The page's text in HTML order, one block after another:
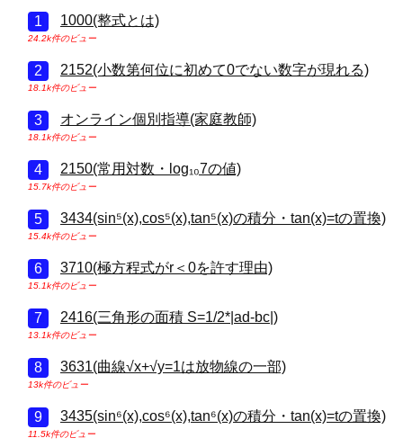
1000(整式とは)
24.2k件のビュー
2152(小数第何位に初めて0でない数字が現れる)
18.1k件のビュー
オンライン個別指導(家庭教師)
18.1k件のビュー
2150(常用対数・log₁₀7の値)
15.7k件のビュー
3434(sin⁵(x),cos⁵(x),tan⁵(x)の積分・tan(x)=tの置換)
15.4k件のビュー
3710(極方程式がr＜0を許す理由)
15.1k件のビュー
2416(三角形の面積 S=1/2*|ad-bc|)
13.1k件のビュー
3631(曲線√x+√y=1は放物線の一部)
13k件のビュー
3435(sin⁶(x),cos⁶(x),tan⁶(x)の積分・tan(x)=tの置換)
11.5k件のビュー